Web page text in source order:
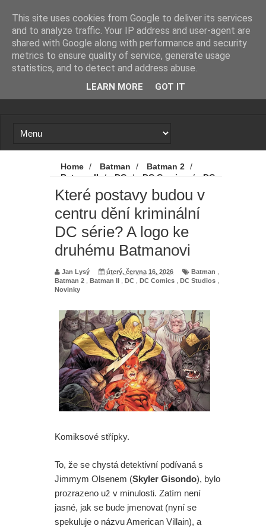
Loading...
Home / Batman / Batman 2 /
Batman II
/ DC / DC Comics /
DC
Studios
Novinky
Které postavy
budou v centru dění kriminální DC série? A
logo ke druhému Batmanovi
Které postavy budou v
centru dění kriminální
DC série? A logo ke
druhému Batmanovi
Jan Lysý úterý, června 16, 2026 Batman
Batman 2
Batman II DC DC Comics DC Studios
Novinky
Komiksové střípky.
To, že se chystá detektivní podívaná s
Jimmym Olsenem (Skyler Gisondo), bylo
prozrazeno už v minulosti. Zatím není
jasné, jak se bude jmenovat (nyní se
spekuluje o názvu American Villain), a
This site uses cookies from Google to deliver its services
and to analyze traffic. Your IP address and user-agent are
shared with Google along with performance and security
metrics to ensure quality of service, generate usage
statistics, and to detect and address abuse.
LEARN MORE GOT IT